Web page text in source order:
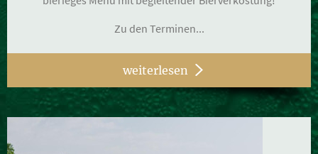
Zu den Terminen...
weiterlesen